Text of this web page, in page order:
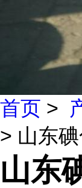
首页 >
> 山东
山东